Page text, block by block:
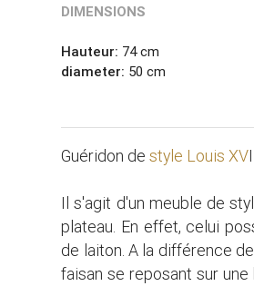
DIMENSIONS
Hauteur: 74 cm
diameter: 50 cm
Guéridon destyle Louis XV
Il s'agit d'un meuble de
plateau. En effet, celui
de laiton. A la différence
faisan se reposant sur